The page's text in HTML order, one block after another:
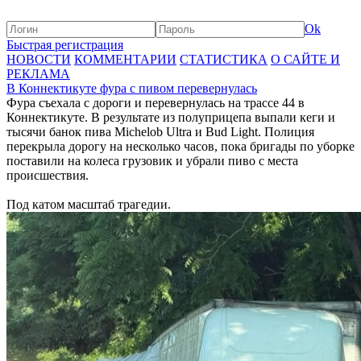
Ok
Быстрая регистрация
НОВОСТИ КОММЕНТАРИИ СТАТИСТИКА О САЙТЕ И
РЕКЛАМА
В Коннектикуте фура с пивом перевернулась
Фура съехала с дороги и перевернулась на трассе 44 в
Коннектикуте. В результате из полуприцепа выпали кеги и
тысячи банок пива Michelob Ultra и Bud Light. Полиция
перекрыла дорогу на несколько часов, пока бригады по уборке
поставили на колеса грузовик и убрали пиво с места
происшествия.
Под катом масштаб трагедии.